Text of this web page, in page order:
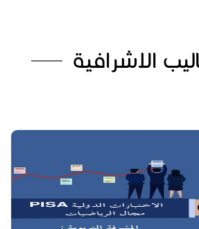
الاشرافية